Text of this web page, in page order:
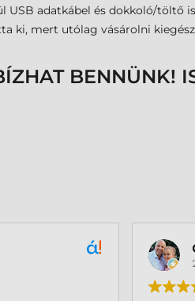
USB adatkábel és dokkoló/töltő
ki, mert utólag vásárolni
BENNÜNK!